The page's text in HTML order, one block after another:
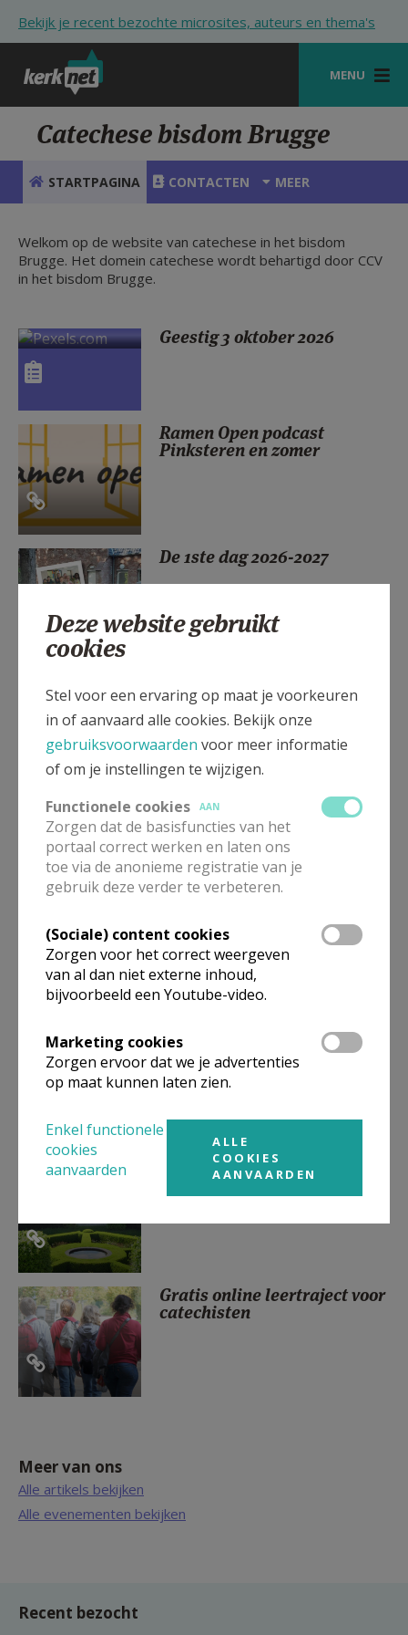
Bekijk je recent bezochte microsites, auteurs en thema's
MENU
STARTPAGINA
VIERINGEN
SHOP
ZOEKEN
STARTPAGINA PORTAAL
MIJN PAROCHIE
AANMELDEN OF REGISTREREN
Catechese bisdom Brugge
STARTPAGINA CONTACTEN MEER
Welkom op de website van catechese in het bisdom
Brugge. Het domein catechese wordt behartigd door CCV
in het bisdom Brugge.
Geestig 3 oktober 2026
Ramen Open podcast
Pinksteren en zomer
De 1ste dag 2026-2027
worden
Aanpak misbruik in de Kerk:
online sessie voor
catechisten
Samen Kerk zijn
startmoment 2026
Brief aan catechisten
Geloof doorgeven met hart en
Gratis online leertraject voor
catechisten
Meer van ons
Alle artikels bekijken
Alle evenementen bekijken
Recent bezocht
Deze website gebruikt
cookies
Stel voor een ervaring op maat je voorkeuren
in of aanvaard alle cookies. Bekijk onze
gebruiksvoorwaarden voor meer informatie
of om je instellingen te wijzigen.
Functionele cookies
AAN
Zorgen dat de basisfuncties van het
portaal correct werken en laten ons
toe via de anonieme registratie van je
gebruik deze verder te verbeteren.
(Sociale) content cookies
Zorgen voor het correct weergeven
van al dan niet externe inhoud,
bijvoorbeeld een Youtube-video.
Marketing cookies
Zorgen ervoor dat we je advertenties
op maat kunnen laten zien.
Enkel functionele
cookies
aanvaarden
ALLE
COOKIES
AANVAARDEN